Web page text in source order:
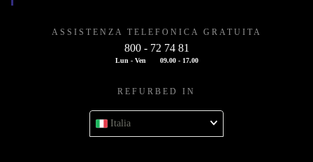
ASSISTENZA TELEFONICA GRATUITA
800 - 72 74 81
Lun - Ven 09.00 - 17.00
REFURBED IN
Italia